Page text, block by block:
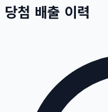
당첨 배출 이력